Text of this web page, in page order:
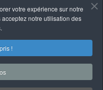
votre expérience sur notre
notre utilisation des
!